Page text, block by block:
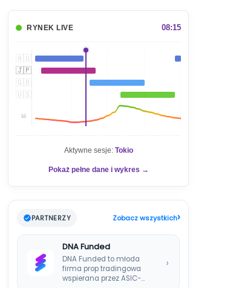
RYNEK LIVE 08:15
🇦🇺
🇯🇵
🇬🇧
🇺🇸
📊
Aktywne sesje: Tokio
Pokaż pełne dane i wykres →
PARTNERZY Zobacz wszystkich›
DNA Funded
DNA Funded to młoda
firma prop tradingowa
wspierana przez ASIC-
›